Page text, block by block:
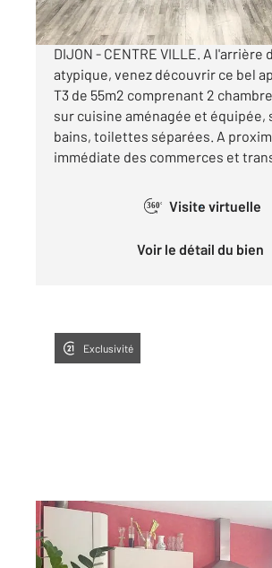
DIJON - CENTRE VILLE. A l'arrière
atypique, venez découvrir ce bel
T3 de 55m2 comprenant 2
sur cuisine aménagée et équipée,
bains, toilettes séparées. A
immédiate des commerces et
360° Visite virtuelle
Voir le détail du bien
Exclusivité
79,44 m
, 4 pièces
Ref : 49003